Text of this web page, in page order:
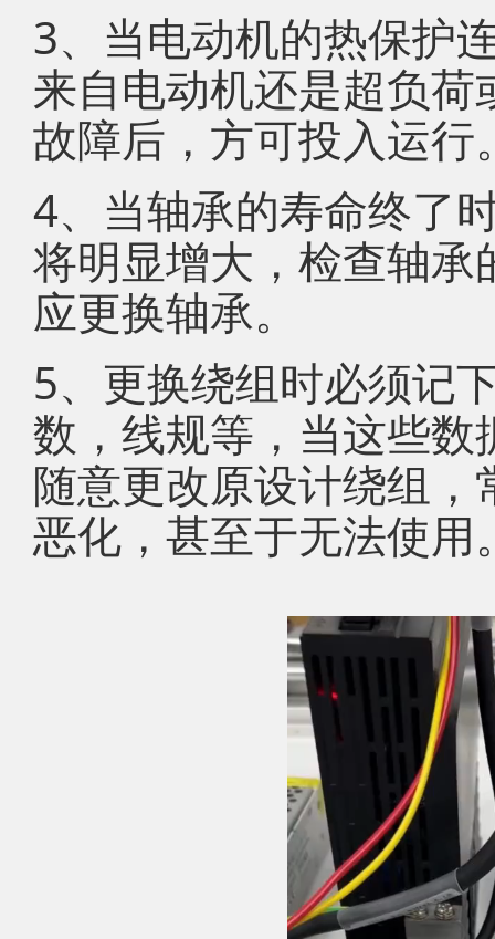
3、当电动机的热保护
来自电动机还是超负
故障后，方可投入运行
4、当轴承的寿命终了
将明显增大，检查轴
应更换轴承。
5、更换绕组时必须记
数，线规等，当这些
随意更改原设计绕组
恶化，甚至于无法使用